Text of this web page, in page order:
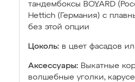
тандембоксы BOYARD
Hettich (Германия) с
без этой опции
Цоколь: в цвет фасадов
Аксессуары: Выкатные
волшебные уголки,